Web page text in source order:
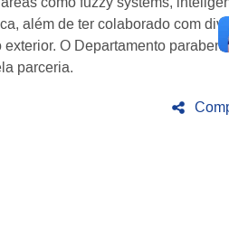
além de ter colaborado com
O Departamento
parceria.